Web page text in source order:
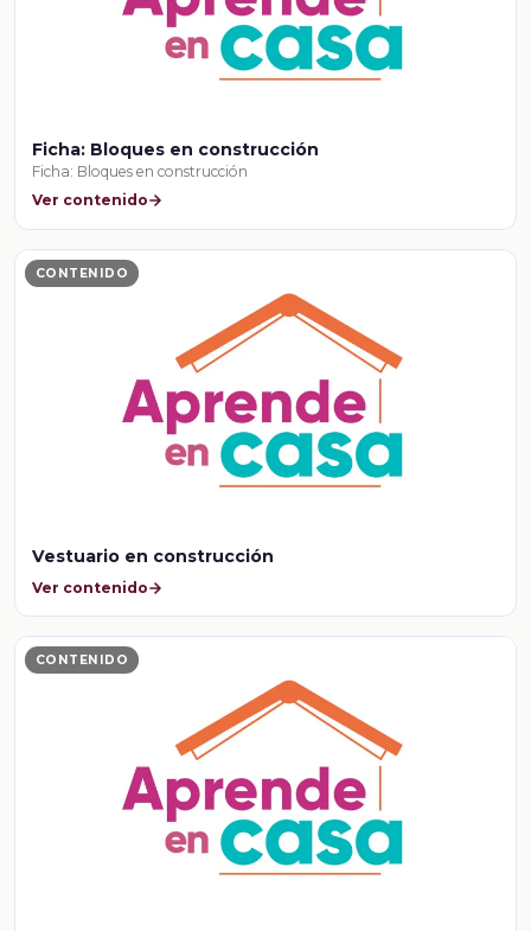
Ficha: Bloques en construcción
Ficha: Bloques en construcción
Ver contenido
CONTENIDO
Vestuario en construcción
Ver contenido
CONTENIDO